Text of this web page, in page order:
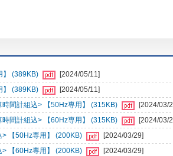
】 (389KB)
[2024/05/11]
】 (389KB)
[2024/05/11]
間計組込> 【50Hz専用】 (315KB)
[2024/03/
間計組込> 【60Hz専用】 (315KB)
[2024/03/
【50Hz専用】 (200KB)
[2024/03/29]
【60Hz専用】 (200KB)
[2024/03/29]